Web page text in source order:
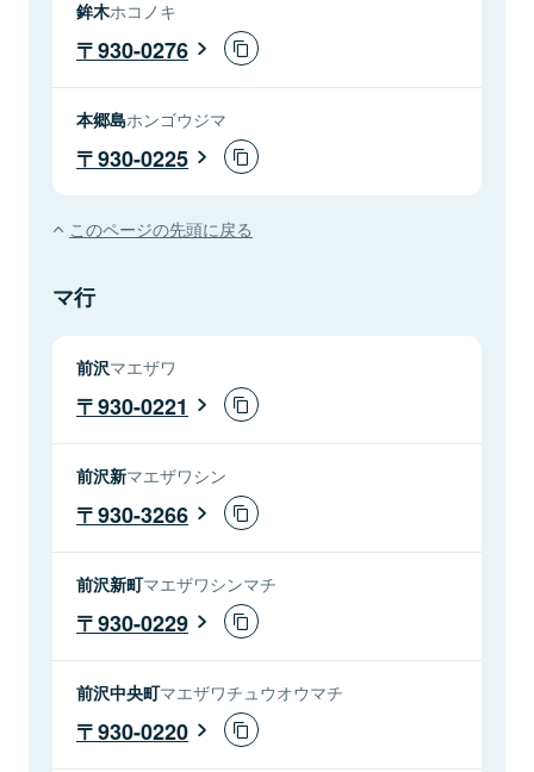
鉾木ホコノキ
930-0276
本郷島ホンゴウジマ
930-0225
このページの先頭に戻る
マ行
前沢マエザワ
930-0221
前沢新マエザワシン
930-3266
前沢新町マエザワシンマチ
930-0229
前沢中央町マエザワチュウオウマチ
930-0220